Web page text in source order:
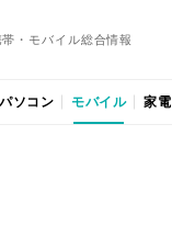
・モバイル総合情報
パソコン モバイル 家電